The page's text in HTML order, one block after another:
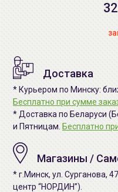
Доставка
* Курьером по Минску:
Бесплатно при сумме
* Доставка по Беларуси
и Пятницам. Бесплатно
Магазины /
* г.Минск, ул. Сурганова,
центр “НОРДИН”).